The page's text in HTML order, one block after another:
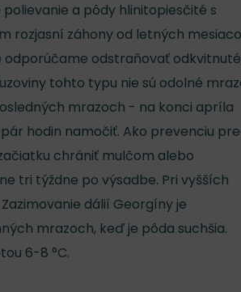
a pôdy hlinitopiesčité s
rozjasní záhony od letných
odstraňovať odkvitnuté
tohto typu nie sú odolné
mrazoch - na konci apríla
hodin namočiť. Ako prevenciu
chrániť mulčom alebo
tri týždne po výsadbe. Pri vyšších
dálií Georgíny je
mrazoch, keď je pôda suchšia.
6-8 °C.